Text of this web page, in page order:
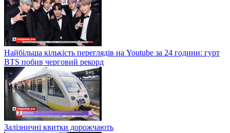
Найбільша кількість переглядів на Youtube за 24 години: гурт
BTS побив черговий рекорд
Залізничні квитки дорожчають